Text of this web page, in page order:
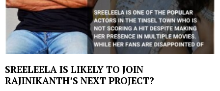
SREELEELA IS LIKELY TO JOIN
RAJINIKANTH’S NEXT PROJECT?